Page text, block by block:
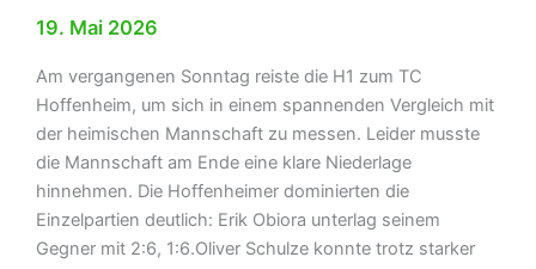
19. Mai 2026
Am vergangenen Sonntag reiste die H1 zum TC
Hoffenheim, um sich in einem spannenden Vergleich mit
der heimischen Mannschaft zu messen. Leider musste
die Mannschaft am Ende eine klare Niederlage
hinnehmen. Die Hoffenheimer dominierten die
Einzelpartien deutlich: Erik Obiora unterlag seinem
Gegner mit 2:6, 1:6.Oliver Schulze konnte trotz starker